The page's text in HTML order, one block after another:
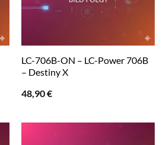
LC-706B-ON – LC-Power 706B
– Destiny X
48,90€